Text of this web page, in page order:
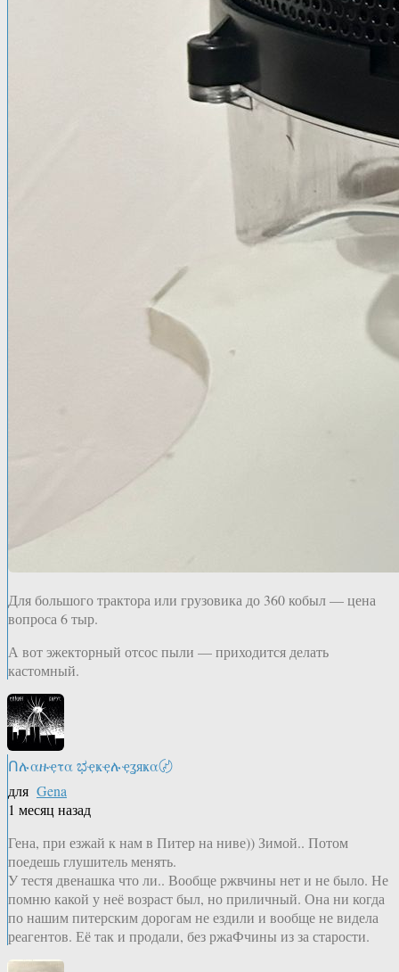
Для большого трактора или грузовика до 360 кобыл — цена
вопроса 6 тыр.
А вот эжекторный отсос пыли — приходится делать
кастомный.
Ոሉαዙҿτα ಭҿҝҿሉҿʓяҝα〄
для Gena
1 месяц назад
Гена, при езжай к нам в Питер на ниве)) Зимой.. Потом
поедешь глушитель менять.
У тестя двенашка что ли.. Вообще ржвчины нет и не было. Не
помню какой у неё возраст был, но приличный. Она ни когда
по нашим питерским дорогам не ездили и вообще не видела
реагентов. Её так и продали, без ржаФчины из за старости.